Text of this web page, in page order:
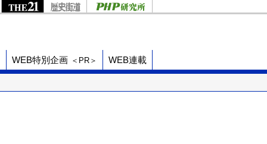
WEB特別企画 ＜PR＞ WEB連載